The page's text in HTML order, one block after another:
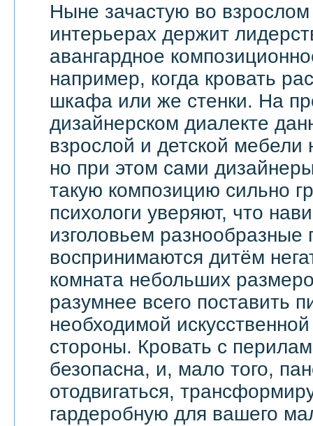
Ныне зачастую во
интерьерах держит
авангардное
например, когда кровать
шкафа или же стенки. На
дизайнерском диалекте
взрослой и детской
но при этом сами
такую композицию сильно
психологи уверяют, что
изголовьем разнообразные
воспринимаются дитём
комната небольших
разумнее всего поставить
необходимой
стороны. Кровать с
безопасна, и, мало того,
отодвигаться,
гардеробную для вашего